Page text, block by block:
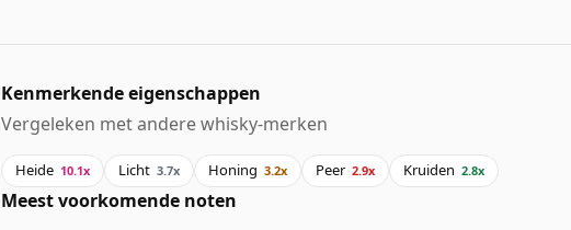
Kenmerkende eigenschappen
Vergeleken met andere whisky-merken
Heide 10.1x Licht 3.7x Honing 3.2x Peer 2.9x Kruiden 2.8x
Meest voorkomende noten